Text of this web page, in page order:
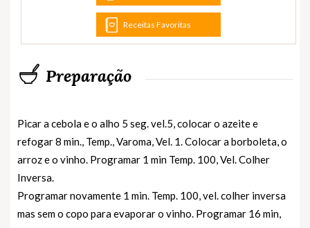
Receitas Favoritas
Preparação
Picar a cebola e o alho 5 seg. vel.5, colocar o azeite e
refogar 8 min., Temp., Varoma, Vel. 1. Colocar a borboleta, o
arroz e o vinho. Programar 1 min Temp. 100, Vel. Colher
Inversa.
Programar novamente 1 min. Temp. 100, vel. colher inversa
mas sem o copo para evaporar o vinho. Programar 16 min,